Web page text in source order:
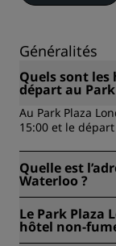
Généralités
Quels sont les
départ au
Au Park Plaza
15:00 et le
Quelle est
Waterloo ?
Londres,
Le Park Plaza
hôtel non-